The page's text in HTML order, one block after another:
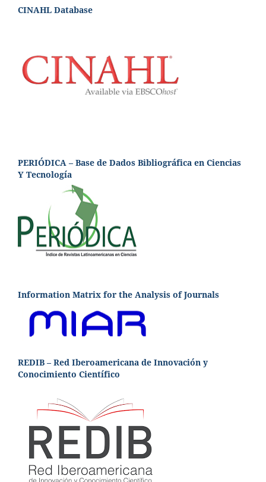
CINAHL Database
PERIÓDICA – Base de Dados Bibliográfica en Ciencias
Y Tecnología
Information Matrix for the Analysis of Journals
REDIB – Red Iberoamericana de Innovación y
Conocimiento Científico